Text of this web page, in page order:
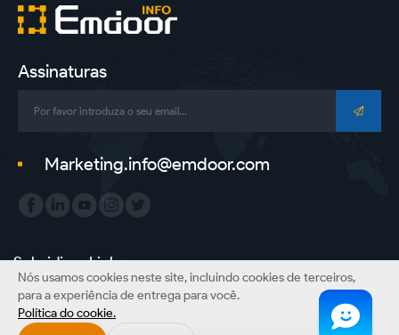
Assinaturas
Marketing.info@emdoor.com
Subsidiary Link：
Emdoor Group Emdoor VR Emdoor Digital ONERugged
Nós usamos cookies neste site, incluindo cookies de terceiros,
para a experiência de entrega para você.
Política do cookie.